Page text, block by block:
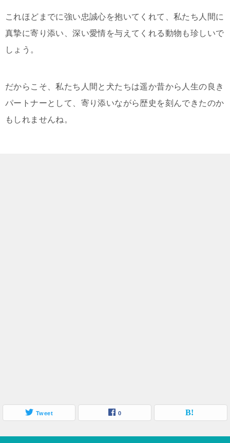
これほどまでに強い忠誠心を抱いてくれて、私たち人間に
真摯に寄り添い、深い愛情を与えてくれる動物も珍しいで
しょう。
だからこそ、私たち人間と犬たちは遥か昔から人生の良き
パートナーとして、寄り添いながら歴史を刻んできたのか
もしれませんね。
Tweet 0